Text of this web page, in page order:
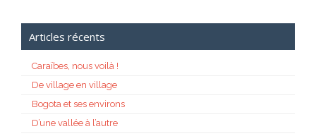
Articles récents
Caraïbes, nous voilà !
De village en village
Bogota et ses environs
D’une vallée à l’autre